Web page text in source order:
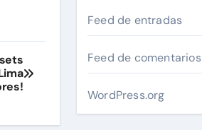
Feed de entradas
Feed de comentarios
WordPress.org